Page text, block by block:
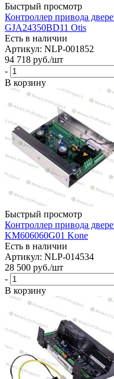
Быстрый просмотр
Контроллер привода
GJA24350BD11 Otis
Есть в наличии
Артикул: NLP-001852
94 718 руб./шт
-
В корзину
Быстрый просмотр
Контроллер привода
KM606060G01 Kone
Есть в наличии
Артикул: NLP-014534
28 500 руб./шт
-
В корзину